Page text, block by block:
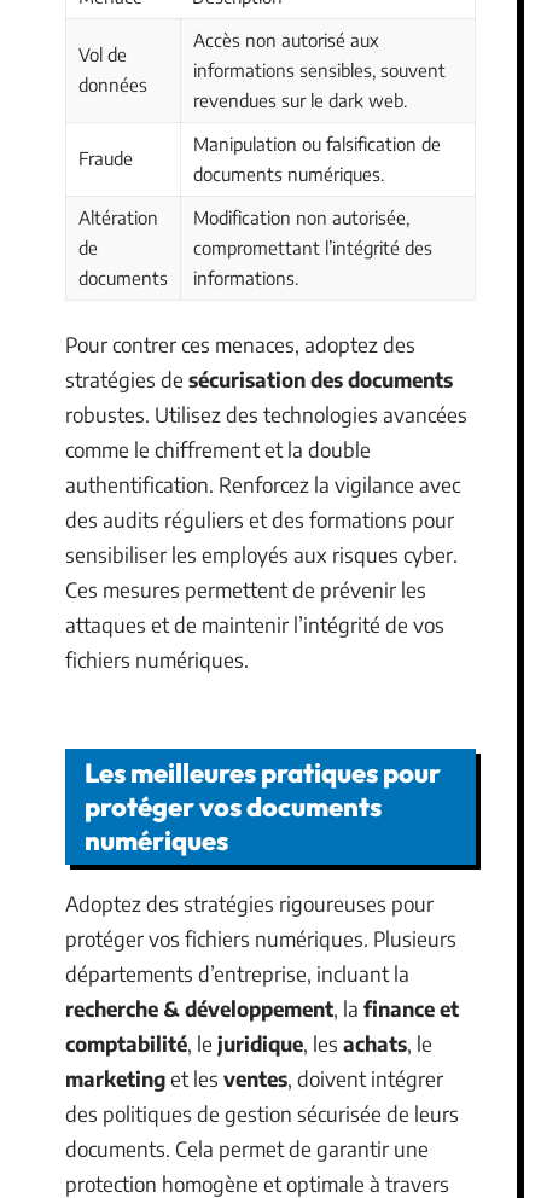
Vol de
données
Accès non autorisé aux
informations sensibles, souvent
revendues sur le dark web.
Fraude
Manipulation ou falsification de
documents numériques.
Altération
de
documents
Modification non autorisée,
compromettant l’intégrité des
informations.
Pour contrer ces menaces, adoptez des
stratégies de sécurisation des documents
robustes. Utilisez des technologies avancées
comme le chiffrement et la double
authentification. Renforcez la vigilance avec
des audits réguliers et des formations pour
sensibiliser les employés aux risques cyber.
Ces mesures permettent de prévenir les
attaques et de maintenir l’intégrité de vos
fichiers numériques.
Les meilleures pratiques pour
protéger vos documents
numériques
Adoptez des stratégies rigoureuses pour
protéger vos fichiers numériques. Plusieurs
départements d’entreprise, incluant la
recherche & développement, la finance et
comptabilité, le juridique, les achats, le
marketinget les ventes, doivent intégrer
des politiques de gestion sécurisée de leurs
documents. Cela permet de garantir une
protection homogène et optimale à travers